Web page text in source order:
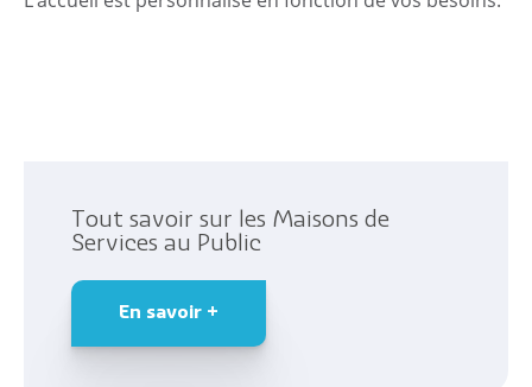
Tout savoir sur les Maisons de
Services au Public
En savoir +
Annuaire
Agenda
Actualités